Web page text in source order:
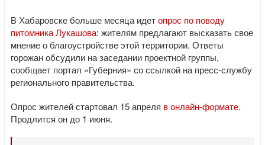
В Хабаровске больше месяца идетопрос по поводу
питомника Лукашова: жителям предлагают высказать свое
мнение о благоустройстве этой территории. Ответы
горожан обсудили на заседании проектной группы,
сообщает портал «Губерния» со ссылкой на пресс-службу
регионального правительства.
Опрос жителей стартовал 15 апреля в онлайн-формате.
Продлится он до 1 июня.